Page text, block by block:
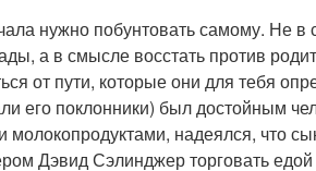
нужно побунтовать самому. Не
а в смысле восстать против
от пути, которые они для тебя
его поклонники) был достойным
молокопродуктами, надеялся, что
Дэвид Сэлинджер торговать едой